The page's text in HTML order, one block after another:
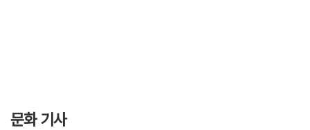
문화 기사